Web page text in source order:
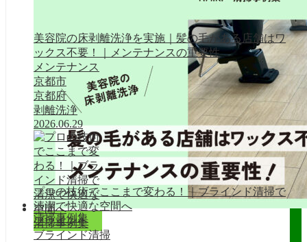
清掃事例集
美容院の床剥離洗浄を実施｜髪の毛がある店舗はワ
ックス不要！｜メンテナンスの重要性
メンテナンス
京都市
京都府
剥離洗浄
2026.06.29
清掃事例集
プロの技術でここまで変わる！｜ブラインド清掃で
清潔で快適な空間へ
ブラインド
ブラインド清掃